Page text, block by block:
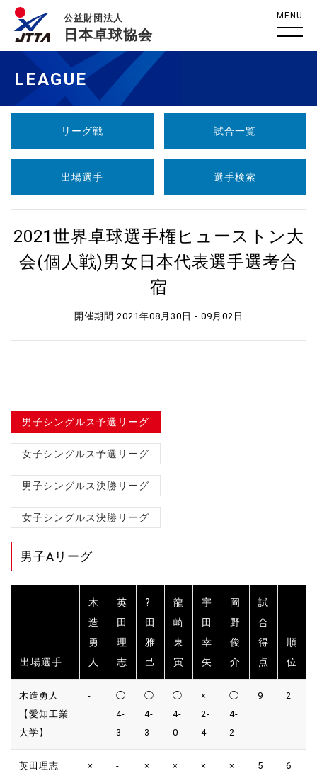
公益財団法人
日本卓球協会
MENU
LEAGUE
リーグ戦 試合一覧
出場選手 選手検索
2021世界卓球選手権ヒューストン大
会(個人戦)男女日本代表選手選考合
宿
開催期間 2021年08月30日 - 09月02日
男子シングルス予選リーグ
女子シングルス予選リーグ
男子シングルス決勝リーグ
女子シングルス決勝リーグ
男子Aリーグ
出場選手
木
造
勇
人
英
田
理
志
?
田
雅
己
龍
崎
東
寅
宇
田
幸
矢
岡
野
俊
介
試
合
得
点
順
位
木造勇人
【愛知工業
大学】
-
◯
4-
3
◯
4-
3
◯
4-
0
×
2-
4
◯
4-
2
9 2
英田理志
×
-
×
×
×
×
5 6